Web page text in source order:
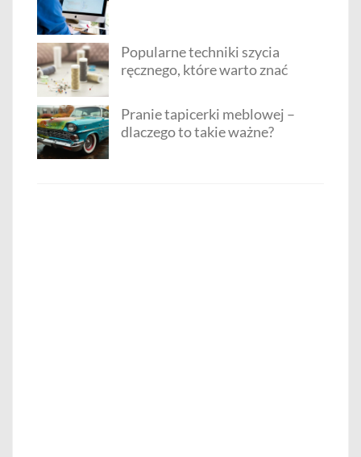
Popularne techniki szycia
ręcznego, które warto znać
Pranie tapicerki meblowej –
dlaczego to takie ważne?